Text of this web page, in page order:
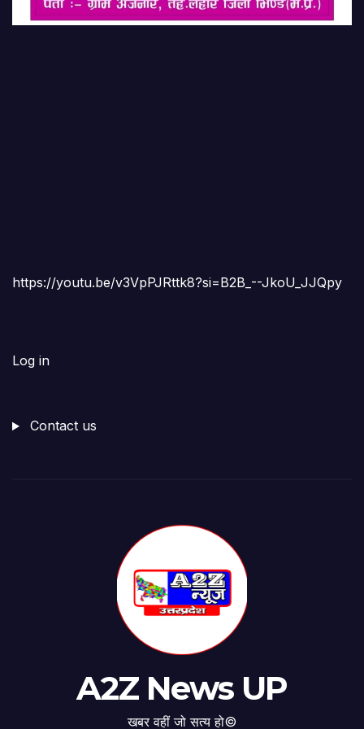
https://youtu.be/v3VpPJRttk8?si=B2B_--JkoU_JJQpy
Log in
Contact us
A2Z News UP
खबर वहीं जो सत्य हो©